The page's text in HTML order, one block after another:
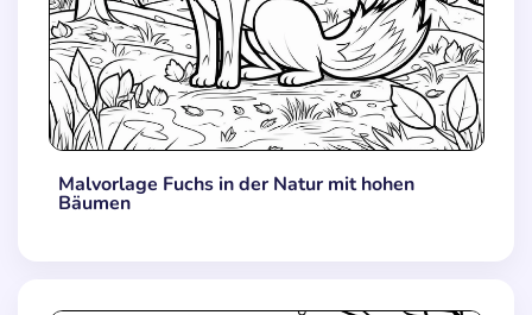
Malvorlage Fuchs in der Natur mit hohen
Bäumen